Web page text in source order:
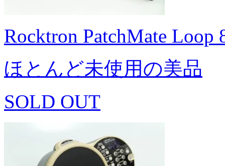
Rocktron PatchMate Loop
ほとんど未使用の美品
SOLD OUT